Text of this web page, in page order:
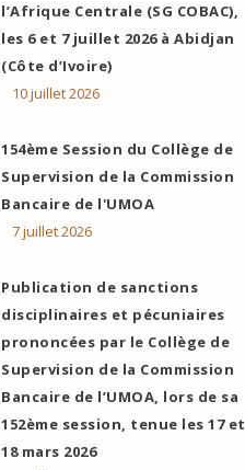
l’Afrique Centrale (SG COBAC),
les 6 et 7 juillet 2026 à Abidjan
(Côte d’Ivoire)
10 juillet 2026
154ème Session du Collège de
Supervision de la Commission
Bancaire de l'UMOA
7 juillet 2026
Publication de sanctions
disciplinaires et pécuniaires
prononcées par le Collège de
Supervision de la Commission
Bancaire de l’UMOA, lors de sa
152ème session, tenue les 17 et
18 mars 2026